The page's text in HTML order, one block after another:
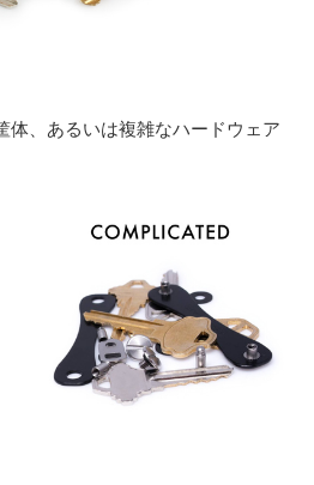
体、あるいは複雑なハードウェア